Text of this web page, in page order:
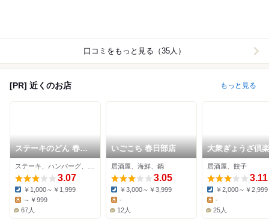
口コミをもっと見る（35人）
[PR] 近くのお店 もっと見る
ステーキのどん 春日
部店
3.07
Dinner:
￥1,000～￥1,999
Lunch:
～￥999
67人
いごこち 春日部店
居酒屋、海鮮、鍋
3.05
Dinner:
￥3,000～￥3,999
Lunch:
-
12人
大衆ぎょうざ倶
餃夢中 春日部店
居酒屋、餃子
3.11
Dinner:
￥2,000～￥2,999
Lunch:
-
25人